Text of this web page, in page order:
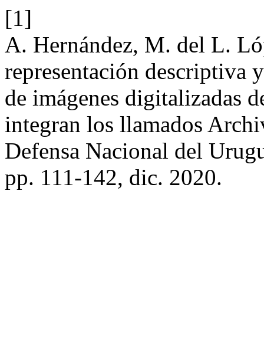
[1]
A. Hernández, M. del L.
representación descriptiva
de imágenes digitalizadas
integran los llamados
Defensa Nacional del
pp. 111-142, dic. 2020.